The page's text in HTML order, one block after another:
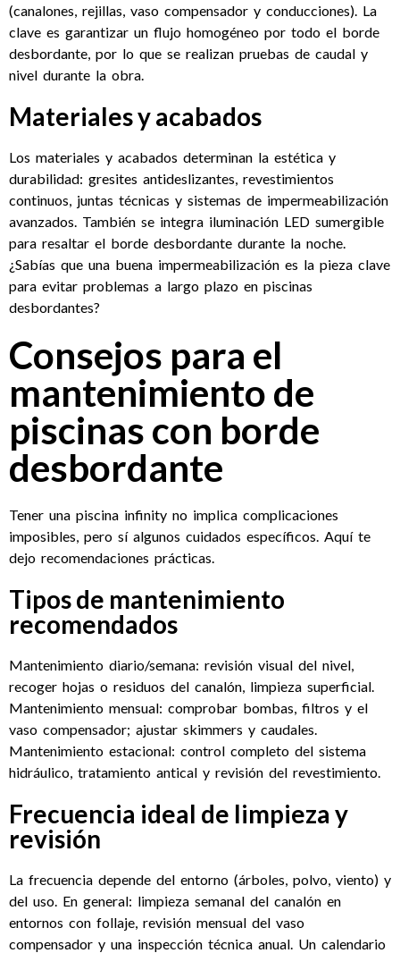
(canalones, rejillas, vaso compensador y conducciones). La
clave es garantizar un flujo homogéneo por todo el borde
desbordante, por lo que se realizan pruebas de caudal y
nivel durante la obra.
Materiales y acabados
Los materiales y acabados determinan la estética y
durabilidad: gresites antideslizantes, revestimientos
continuos, juntas técnicas y sistemas de impermeabilización
avanzados. También se integra iluminación LED sumergible
para resaltar el borde desbordante durante la noche.
¿Sabías que una buena impermeabilización es la pieza clave
para evitar problemas a largo plazo en piscinas
desbordantes?
Consejos para el
mantenimiento de
piscinas con borde
desbordante
Tener una piscina infinity no implica complicaciones
imposibles, pero sí algunos cuidados específicos. Aquí te
dejo recomendaciones prácticas.
Tipos de mantenimiento
recomendados
Mantenimiento diario/semana: revisión visual del nivel,
recoger hojas o residuos del canalón, limpieza superficial.
Mantenimiento mensual: comprobar bombas, filtros y el
vaso compensador; ajustar skimmers y caudales.
Mantenimiento estacional: control completo del sistema
hidráulico, tratamiento antical y revisión del revestimiento.
Frecuencia ideal de limpieza y
revisión
La frecuencia depende del entorno (árboles, polvo, viento) y
del uso. En general: limpieza semanal del canalón en
entornos con follaje, revisión mensual del vaso
compensador y una inspección técnica anual. Un calendario